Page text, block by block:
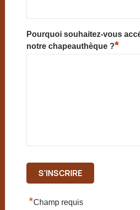
Pourquoi souhaitez-vous
notre chapeauthèque ?*
*Champ requis